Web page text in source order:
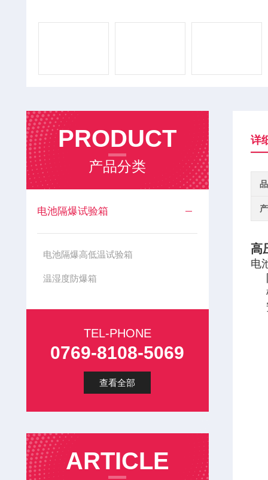
PRODUCT
产品分类
电池隔爆试验箱
电池隔爆高低温试验箱
温湿度防爆箱
TEL-PHONE
0769-8108-5069
查看全部
ARTICLE
详
高
电